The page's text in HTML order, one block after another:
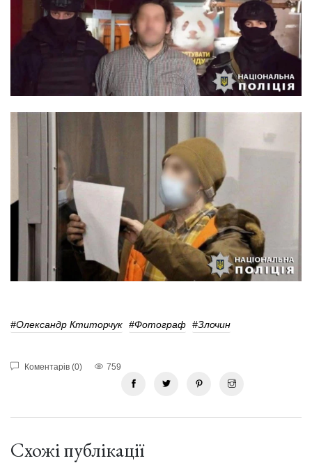
#Олександр Ктиторчук #фотограф #Злочин
Коментарів (0) 759
Схожі публікації